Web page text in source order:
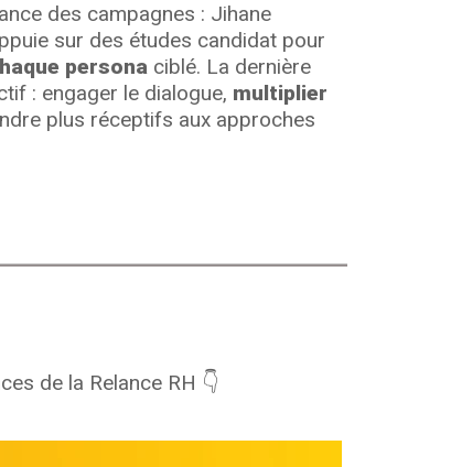
des campagnes : Jihane
sur des études candidat pour
persona ciblé. La dernière
: engager le dialogue, multiplier
plus réceptifs aux approches
de la Relance RH 👇